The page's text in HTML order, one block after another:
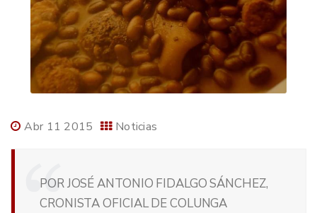
Abr 11 2015 Noticias
POR JOSÉ ANTONIO FIDALGO SÁNCHEZ,
CRONISTA OFICIAL DE COLUNGA